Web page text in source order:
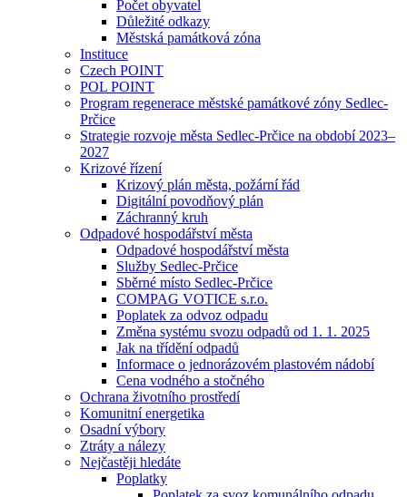
Počet obyvatel
Důležité odkazy
Městská památková zóna
Instituce
Czech POINT
POL POINT
Program regenerace městské památkové zóny Sedlec-
Prčice
Strategie rozvoje města Sedlec-Prčice na období 2023–
2027
Krizové řízení
Krizový plán města, požární řád
Digitální povodňový plán
Záchranný kruh
Odpadové hospodářství města
Odpadové hospodářství města
Služby Sedlec-Prčice
Sběrné místo Sedlec-Prčice
COMPAG VOTICE s.r.o.
Poplatek za odvoz odpadu
Změna systému svozu odpadů od 1. 1. 2025
Jak na třídění odpadů
Informace o jednorázovém plastovém nádobí
Cena vodného a stočného
Ochrana životního prostředí
Komunitní energetika
Osadní výbory
Ztráty a nálezy
Nejčastěji hledáte
Poplatky